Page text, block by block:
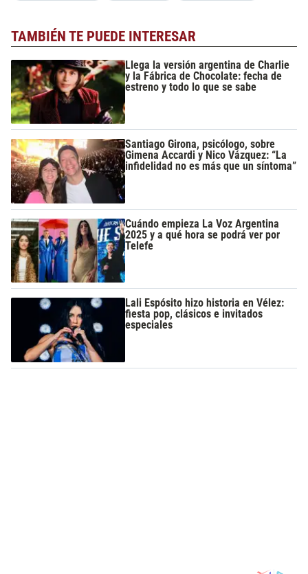
TAMBIÉN TE PUEDE INTERESAR
Llega la versión argentina de Charlie
y la Fábrica de Chocolate: fecha de
estreno y todo lo que se sabe
Santiago Girona, psicólogo, sobre
Gimena Accardi y Nico Vázquez: “La
infidelidad no es más que un síntoma”
Cuándo empieza La Voz Argentina
2025 y a qué hora se podrá ver por
Telefe
Lali Espósito hizo historia en Vélez:
fiesta pop, clásicos e invitados
especiales